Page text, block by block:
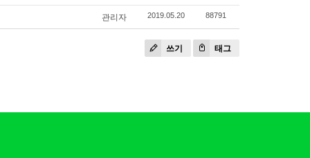
관리자 2019.05.20 88791
쓰기 태그